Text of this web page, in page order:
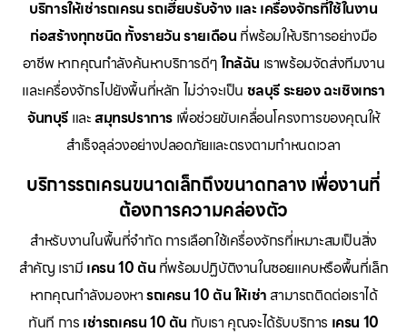
บริการให้เช่ารถเครน รถเฮี๊ยบรับจ้าง และ เครื่องจักรที่ใช้ในงาน
ก่อสร้างทุกชนิด ทั้งรายวัน รายเดือน ที่พร้อมให้บริการอย่างมือ
อาชีพ หากคุณกำลังค้นหาบริการดีๆใกล้ฉัน เราพร้อมจัดส่งทีมงาน
และเครื่องจักรไปยังพื้นที่หลัก ไม่ว่าจะเป็น ชลบุรี ระยอง ฉะเชิงเทรา
จันทบุรี และสมุทรปราการ เพื่อช่วยขับเคลื่อนโครงการของคุณให้
สำเร็จลุล่วงอย่างปลอดภัยและตรงตามกำหนดเวลา
บริการรถเครนขนาดเล็กถึงขนาดกลาง เพื่องานที่
ต้องการความคล่องตัว
สำหรับงานในพื้นที่จำกัด การเลือกใช้เครื่องจักรที่เหมาะสมเป็นสิ่ง
สำคัญ เรามี เครน 10 ตัน ที่พร้อมปฏิบัติงานในซอยแคบหรือพื้นที่เล็ก
หากคุณกำลังมองหารถเครน 10 ตัน ให้เช่า สามารถติดต่อเราได้
ทันที การ เช่ารถเครน 10 ตัน กับเรา คุณจะได้รับบริการ เครน 10